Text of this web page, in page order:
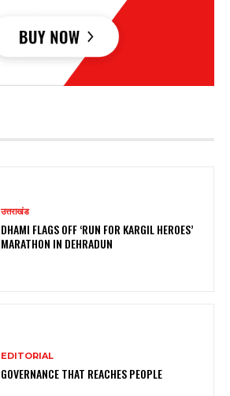
उत्तराखंड
DHAMI FLAGS OFF ‘RUN FOR KARGIL HEROES’
MARATHON IN DEHRADUN
EDITORIAL
GOVERNANCE THAT REACHES PEOPLE